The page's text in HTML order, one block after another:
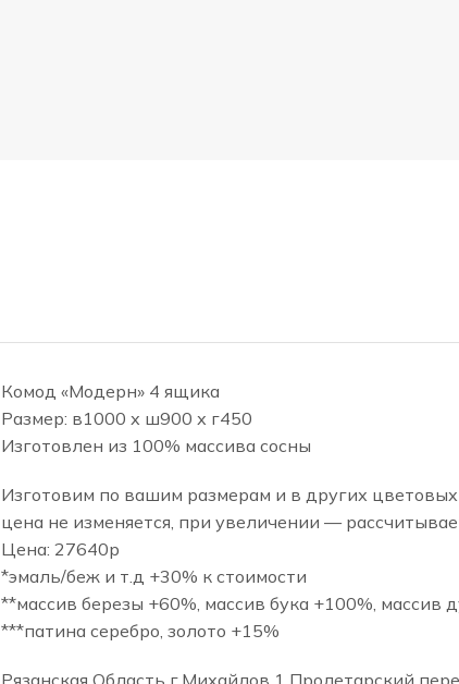
Комод «Модерн» 4 ящика
Размер: в1000 х ш900 х г450
Изготовлен из 100% массива сосны
Изготовим по вашим размерам и в других
цена не изменяется, при увеличении —
Цена: 27640р
*эмаль/беж и т.д +30% к стоимости
**массив березы +60%, массив бука +100%, массив
***патина серебро, золото +15%